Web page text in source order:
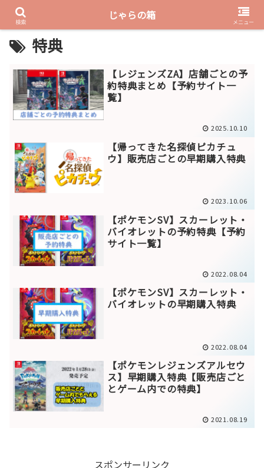
PR
特典
【レジェンズZA】店舗ごとの予
約特典まとめ【予約サイト一
覧】
2025.10.10
【帰ってきた名探偵ピカチュ
ウ】販売店ごとの早期購入特典
2023.10.06
【ポケモンSV】スカーレット・
バイオレットの予約特典【予約
サイト一覧】
2022.08.04
【ポケモンSV】スカーレット・
バイオレットの早期購入特典
2022.08.04
【ポケモンレジェンズアルセウ
ス】早期購入特典【販売店ごと
とゲーム内での特典】
2021.08.19
スポンサーリンク
検索
じゃらの箱
メニュー